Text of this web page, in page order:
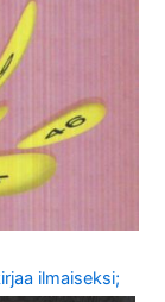
ilmaiseksi;